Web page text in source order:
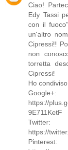
Ciao!
Edy Tassi
con il
un'altro
Cipressi!!
non
torretta
Cipressi!
Ho
Google+:
https://
9E711KetF
Twitter:
https://
Pinterest: